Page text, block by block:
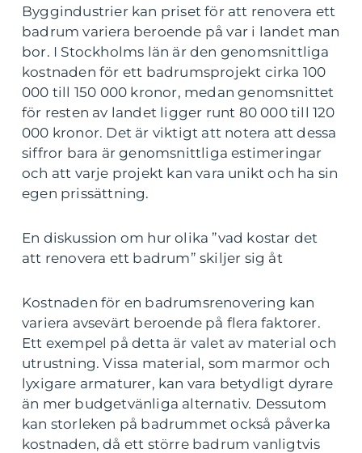
Byggindustrier kan priset för att renovera ett
badrum variera beroende på var i landet man
bor. I Stockholms län är den genomsnittliga
kostnaden för ett badrumsprojekt cirka 100
000 till 150 000 kronor, medan genomsnittet
för resten av landet ligger runt 80 000 till 120
000 kronor. Det är viktigt att notera att dessa
siffror bara är genomsnittliga estimeringar
och att varje projekt kan vara unikt och ha sin
egen prissättning.
En diskussion om hur olika ”vad kostar det
att renovera ett badrum” skiljer sig åt
Kostnaden för en badrumsrenovering kan
variera avsevärt beroende på flera faktorer.
Ett exempel på detta är valet av material och
utrustning. Vissa material, som marmor och
lyxigare armaturer, kan vara betydligt dyrare
än mer budgetvänliga alternativ. Dessutom
kan storleken på badrummet också påverka
kostnaden, då ett större badrum vanligtvis